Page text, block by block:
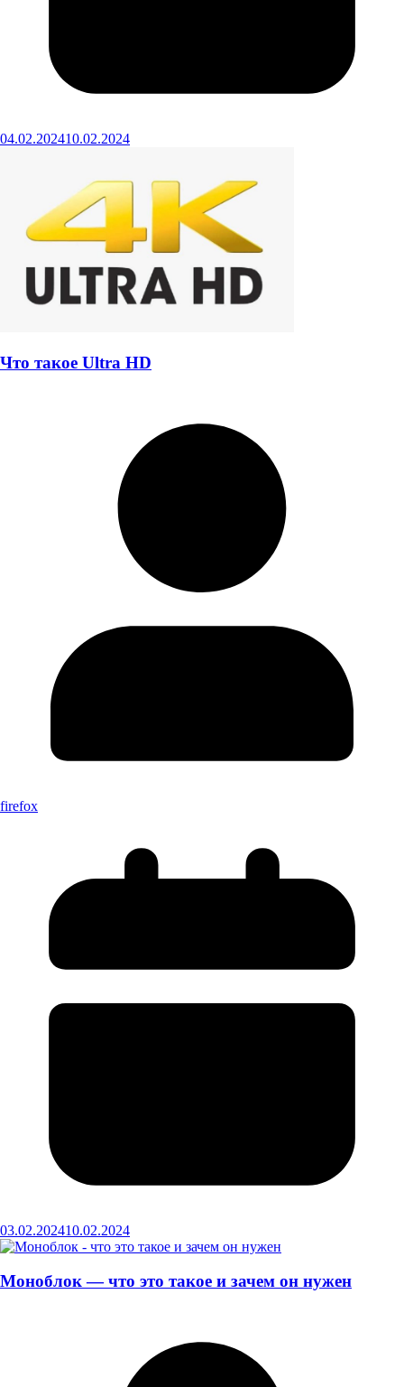
04.02.202410.02.2024
Что такое Ultra HD
firefox
03.02.202410.02.2024
Моноблок — что это такое и зачем он нужен